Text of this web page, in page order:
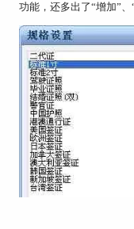
功能，还多出了“增加”、